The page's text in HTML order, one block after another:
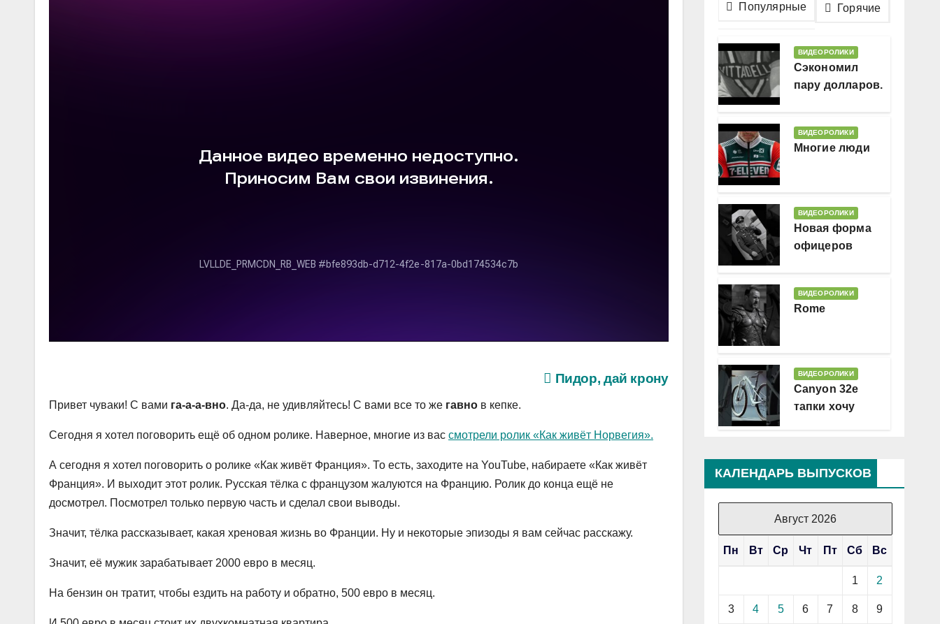
Пидор, дай крону
Привет чуваки! С вами га-а-а-вно. Да-да, не удивляйтесь! С вами все то же гавно в кепке.
Сегодня я хотел поговорить ещё об одном ролике. Наверное, многие из вас смотрели ролик «Как живёт Норвегия».
А сегодня я хотел поговорить о ролике «Как живёт Франция». То есть, заходите на YouTube, набираете «Как живёт
Франция». И выходит этот ролик. Русская тёлка с французом жалуются на Францию. Ролик до конца ещё не
досмотрел. Посмотрел только первую часть и сделал свои выводы.
Значит, тёлка рассказывает, какая хреновая жизнь во Франции. Ну и некоторые эпизоды я вам сейчас расскажу.
Значит, её мужик зарабатывает 2000 евро в месяц.
На бензин он тратит, чтобы ездить на работу и обратно, 500 евро в месяц.
Популярные Горячие
ВИДЕОРОЛИКИ
Сэкономил
пару долларов.
ВИДЕОРОЛИКИ
Многие люди
ВИДЕОРОЛИКИ
Новая форма
офицеров
ВИДЕОРОЛИКИ
Rome
ВИДЕОРОЛИКИ
Canyon 32e
тапки хочу
КАЛЕНДАРЬ ВЫПУСКОВ
Август 2026
Пн Вт Ср Чт Пт Сб Вс
1 2
3 4 5 6 7 8 9